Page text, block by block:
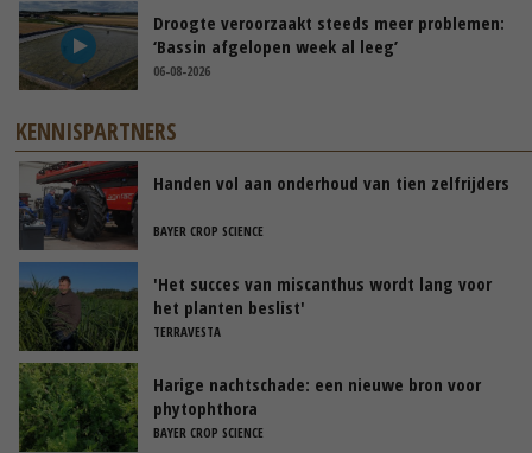
Droogte veroorzaakt steeds meer problemen:
‘Bassin afgelopen week al leeg’
06-08-2026
KENNISPARTNERS
Handen vol aan onderhoud van tien zelfrijders
BAYER CROP SCIENCE
'Het succes van miscanthus wordt lang voor
het planten beslist'
TERRAVESTA
Harige nachtschade: een nieuwe bron voor
phytophthora
BAYER CROP SCIENCE